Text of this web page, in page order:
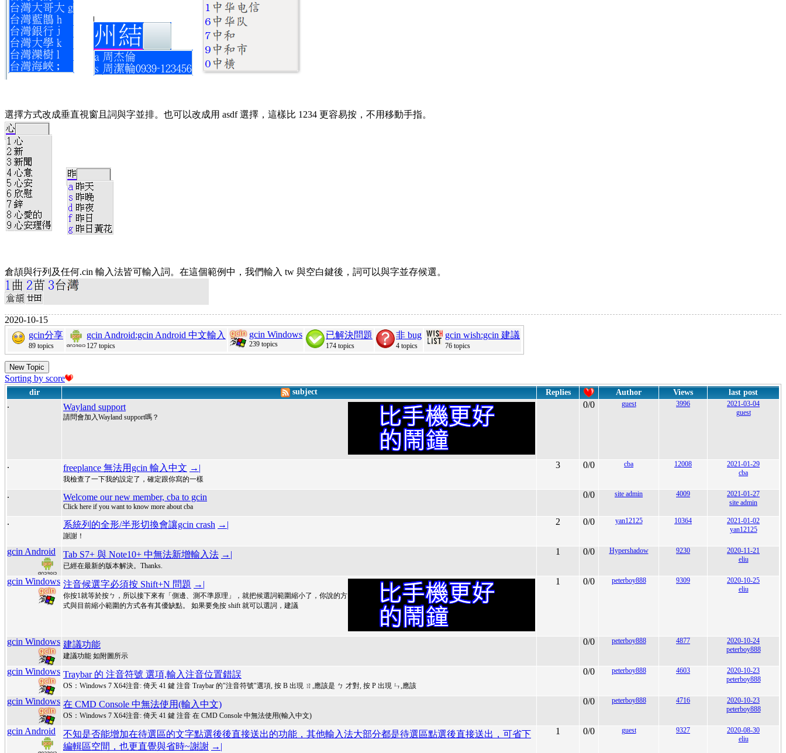
選擇方式改成垂直視窗且詞與字並排。也可以改成用 asdf 選擇，這樣比 1234 更容易按，不用移動手指。
倉頡與行列及任何.cin 輸入法皆可輸入詞。在這個範例中，我們輸入 tw 與空白鍵後，詞可以與字並存候選。
2020-10-15
gcin分享
89 topics
gcin Android:gcin Android 中文輸入
127 topics
gcin Windows
239 topics
已解決問題
174 topics
非 bug
4 topics
gcin wish:gcin 建議
76 topics
New Topic
Sorting by score
dir subject Replies Author Views last post
. Wayland support
請問會加入Wayland support嗎？
0/0 guest 3996
2021-03-04
guest
. freeplance 無法用gcin 輸入中文 →|
我檢查了一下我的設定了，確定跟你寫的一樣
3 0/0 cba 12008
2021-01-29
cba
. Welcome our new member, cba to gcin
Click here if you want to know more about cba
0/0 site admin 4009
2021-01-27
site admin
. 系統列的全形/半形切換會讓gcin crash →|
謝謝！
2 0/0 yan12125 10364
2021-01-02
yan12125
gcin Android Tab S7+ 與 Note10+ 中無法新增輸入法 →|
已經在最新的版本解決。Thanks.
1 0/0 Hypershadow 9230
2020-11-21
eliu
gcin Windows 注音候選字必須按 Shift+N 問題 →|
你按1就等於按ㄅ，所以接下來有「側邊、測不準原理」，就把候選詞範圍縮小了，你說的方
式與目前縮小範圍的方式各有其優缺點。 如果要免按 shift 就可以選詞，建議
1 0/0 peterboy888 9309
2020-10-25
eliu
gcin Windows 建議功能
建議功能 如附圖所示
0/0 peterboy888 4877
2020-10-24
peterboy888
gcin Windows Traybar 的 注音符號 選項,輸入注音位置錯誤
OS：Windows 7 X64注音: 倚天 41 鍵 注音 Traybar 的"注音符號"選項, 按 B 出現 ㄖ,應該是 ㄅ 才對, 按 P 出現 ㄣ,應該
0/0 peterboy888 4603
2020-10-23
peterboy888
gcin Windows 在 CMD Console 中無法使用(輸入中文)
OS：Windows 7 X64注音: 倚天 41 鍵 注音 在 CMD Console 中無法使用(輸入中文)
0/0 peterboy888 4716
2020-10-23
peterboy888
gcin Android
不知是否能增加在待選區的文字點選後後直接送出的功能，其他輸入法大部分都是待選區點選後直接送出，可省下
編輯區空間，也更直覺與省時~謝謝 →|
1 0/0 guest 9327
2020-08-30
eliu